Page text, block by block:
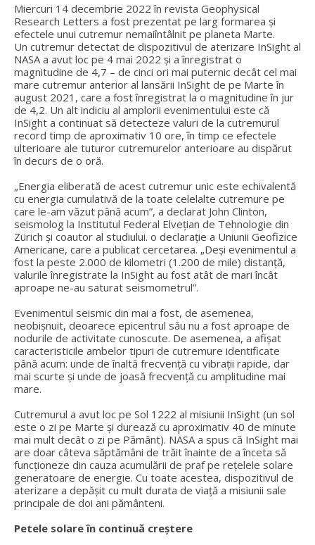
Miercuri 14 decembrie 2022 în revista Geophysical
Research Letters a fost prezentat pe larg formarea și
efectele unui cutremur nemaiîntâlnit pe planeta Marte.
Un cutremur detectat de dispozitivul de aterizare InSight al
NASA a avut loc pe 4 mai 2022 și a înregistrat o
magnitudine de 4,7 – de cinci ori mai puternic decât cel mai
mare cutremur anterior al lansării InSight de pe Marte în
august 2021, care a fost înregistrat la o magnitudine în jur
de 4,2. Un alt indiciu al amplorii evenimentului este că
InSight a continuat să detecteze valuri de la cutremurul
record timp de aproximativ 10 ore, în timp ce efectele
ulterioare ale tuturor cutremurelor anterioare au dispărut
în decurs de o oră.
„Energia eliberată de acest cutremur unic este echivalentă
cu energia cumulativă de la toate celelalte cutremure pe
care le-am văzut până acum”, a declarat John Clinton,
seismolog la Institutul Federal Elvețian de Tehnologie din
Zürich și coautor al studiului. o declarație a Uniunii Geofizice
Americane, care a publicat cercetarea. „Deși evenimentul a
fost la peste 2.000 de kilometri (1.200 de mile) distanță,
valurile înregistrate la InSight au fost atât de mari încât
aproape ne-au saturat seismometrul”.
Evenimentul seismic din mai a fost, de asemenea,
neobișnuit, deoarece epicentrul său nu a fost aproape de
nodurile de activitate cunoscute. De asemenea, a afișat
caracteristicile ambelor tipuri de cutremure identificate
până acum: unde de înaltă frecvență cu vibrații rapide, dar
mai scurte și unde de joasă frecvență cu amplitudine mai
mare.
Cutremurul a avut loc pe Sol 1222 al misiunii InSight (un sol
este o zi pe Marte și durează cu aproximativ 40 de minute
mai mult decât o zi pe Pământ). NASA a spus că InSight mai
are doar câteva săptămâni de trăit înainte de a înceta să
funcționeze din cauza acumulării de praf pe rețelele solare
generatoare de energie. Cu toate acestea, dispozitivul de
aterizare a depășit cu mult durata de viață a misiunii sale
principale de doi ani pământeni.
Petele solare în continuă creștere